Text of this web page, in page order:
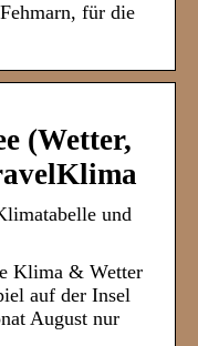
für die
(Wetter,
und
Klima & Wetter
auf der Insel
August nur